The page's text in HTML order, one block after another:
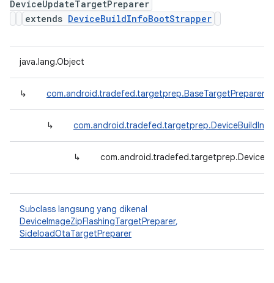
DeviceUpdateTargetPreparer
extends DeviceBuildInfoBootStrapper
java.lang.Object
↳ com.android.tradefed.targetprep.BaseTargetPreparer
↳
↳
Subclass langsung yang dikenal
DeviceImageZipFlashingTargetPreparer,
SideloadOtaTargetPreparer